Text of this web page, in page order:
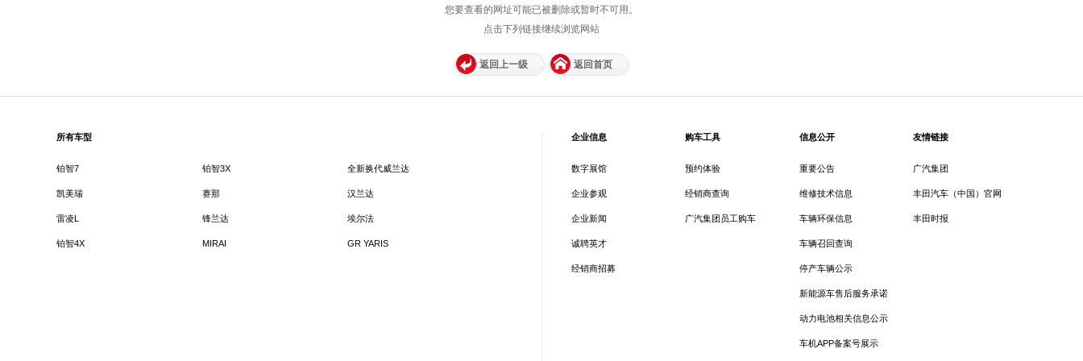
您要查看的网址可能已被删除或暂时不可用。
点击下列链接继续浏览网站
返回上一级 返回首页
所有车型
铂智7 铂智3X 全新换代威兰达
凯美瑞 赛那 汉兰达
雷凌L 锋兰达 埃尔法
铂智4X MIRAI GR YARIS
企业信息
数字展馆
企业参观
企业新闻
诚聘英才
经销商招募
购车工具
预约体验
经销商查询
广汽集团员工购车
信息公开
重要公告
维修技术信息
车辆环保信息
车辆召回查询
停产车辆公示
新能源车售后服务承诺
动力电池相关信息公示
车机APP备案号展示
友情链接
广汽集团
丰田汽车（中国）官网
丰田时报